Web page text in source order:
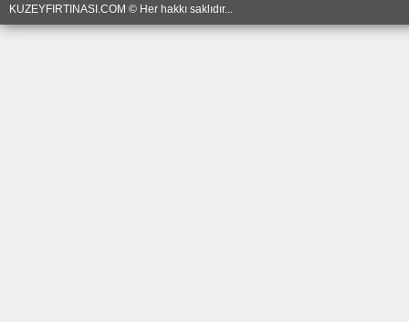
KUZEYFIRTINASI.COM © Her hakkı saklıdır...